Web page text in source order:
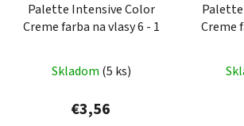
Palette Intensive Color
Creme farba na vlasy 6 - 1
Skladom (5 ks)
€3,56
Creme